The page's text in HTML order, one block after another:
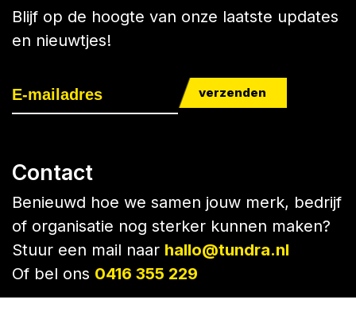
Blijf op de hoogte van onze laatste updates
en nieuwtjes!
verzenden
Contact
Benieuwd hoe we samen jouw merk, bedrijf
of organisatie nog sterker kunnen maken?
Stuur een mail naar hallo@tundra.nl
Of bel ons 0416 355 229